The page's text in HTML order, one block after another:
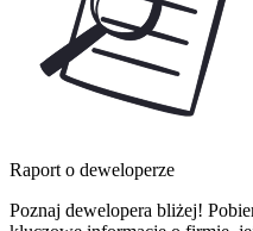
Raport o deweloperze
Poznaj dewelopera bliżej!